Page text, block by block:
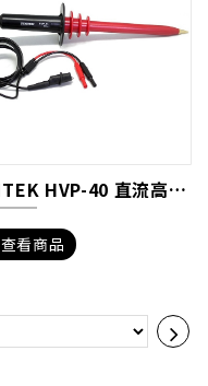
PINTEK HVP-40 直流高壓衰減棒
查看商品